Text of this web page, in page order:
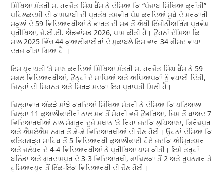
ਸਿੱਖਿਆ ਮੰਤਰੀ ਸ. ਹਰਜੋਤ ਸਿੰਘ ਬੈਂਸ ਨੇ ਦੱਸਿਆ ਕਿ “ਪੰਜਾਬ ਸਿੱਖਿਆ ਕ੍ਰਾਂਤੀ”
ਪਹਿਲਕਦਮੀ ਦੀ ਕਾਮਯਾਬੀ ਦੀ ਪ੍ਰਤੱਖ ਤਸਵੀਰ ਪੇਸ਼ ਕਰਦਿਆਂ ਸੂਬੇ ਦੇ ਸਰਕਾਰੀ
ਸਕੂਲਾਂ ਦੇ 59 ਵਿਦਿਆਰਥੀਆਂ ਨੇ ਭਾਰਤ ਦੀ ਸਭ ਤੋਂ ਔਖੀ ਇੰਜੀਨੀਅਰਿੰਗ ਪ੍ਰਵੇਸ਼
ਪ੍ਰੀਖਿਆ, ਜੇ.ਈ.ਈ. ਐਡਵਾਂਸਡ 2026, ਪਾਸ ਕੀਤੀ ਹੈ। ਉਹਨਾਂ ਦੱਸਿਆ ਕਿ
ਸਾਲ 2025 ਵਿੱਚ 44 ਕੁਆਲੀਫਾਈਰਾਂ ਦੇ ਮੁਕਾਬਲੇ ਇਸ ਵਾਰ 34 ਫੀਸਦ ਵਾਧਾ
ਦਰਜ ਕੀਤਾ ਗਿਆ ਹੈ ।
ਇਸ ਪ੍ਰਾਪਤੀ ’ਤੇ ਮਾਣ ਕਰਦਿਆਂ ਸਿੱਖਿਆ ਮੰਤਰੀ ਸ. ਹਰਜੋਤ ਸਿੰਘ ਬੈਂਸ ਨੇ 59
ਸਫਲ ਵਿਦਿਆਰਥੀਆਂ, ਉਨ੍ਹਾਂ ਦੇ ਮਾਪਿਆਂ ਅਤੇ ਅਧਿਆਪਕਾਂ ਨੂੰ ਵਧਾਈ ਦਿੱਤੀ,
ਜਿਨ੍ਹਾਂ ਦੀ ਮਿਹਨਤ ਅਤੇ ਸਿਰੜ ਸਦਕਾ ਇਹ ਪ੍ਰਾਪਤੀ ਮਿਲੀ ਹੈ।
ਜ਼ਿਲ੍ਹਾਵਾਰ ਅੰਕੜੇ ਸਾਂਝੇ ਕਰਦਿਆਂ ਸਿੱਖਿਆ ਮੰਤਰੀ ਨੇ ਦੱਸਿਆ ਕਿ ਪਟਿਆਲਾ
ਜ਼ਿਲ੍ਹਾ 11 ਕੁਆਲੀਫਾਈਰਾਂ ਨਾਲ ਸਭ ਤੋਂ ਮੋਹਰੀ ਵਜੋਂ ਉਭਰਿਆ, ਜਿਸ ਤੋਂ ਬਾਅਦ 7
ਵਿਦਿਆਰਥੀਆਂ ਨਾਲ ਸੰਗਰੂਰ ਦੂਜੇ ਸਥਾਨ ’ਤੇ ਰਿਹਾ ਜਦਕਿ ਲੁਧਿਆਣਾ, ਫਿਰੋਜ਼ਪੁਰ
ਅਤੇ ਐਸਏਐਸ ਨਗਰ ਤੋਂ ਛੇ-ਛੇ ਵਿਦਿਆਰਥੀਆਂ ਦੀ ਚੋਣ ਹੋਈ। ਉਹਨਾਂ ਦੱਸਿਆ ਕਿ
ਫਤਿਹਗੜ੍ਹ ਸਾਹਿਬ ਤੋਂ 5 ਵਿਦਿਆਰਥੀ ਕੁਆਲੀਫਾਈ ਹੋਏ ਜਦਕਿ ਅੰਮ੍ਰਿਤਸਰ
ਅਤੇ ਜਲੰਧਰ ਦੇ 4-4 ਵਿਦਿਆਰਥੀਆਂ ਨੇ ਪ੍ਰੀਖਿਆ ਪਾਸ ਕੀਤੀ। ਇਸੇ ਤਰ੍ਹਾਂ
ਬਠਿੰਡਾ ਅਤੇ ਗੁਰਦਾਸਪੁਰ ਦੇ 3-3 ਵਿਦਿਆਰਥੀ, ਫਾਜ਼ਿਲਕਾ ਤੋਂ 2 ਅਤੇ ਰੂਪਨਗਰ ਤੇ
ਹੁਸ਼ਿਆਰਪੁਰ ਤੋਂ ਇੱਕ-ਇੱਕ ਵਿਦਿਆਰਥੀ ਦੀ ਚੋਣ ਹੋਈ।